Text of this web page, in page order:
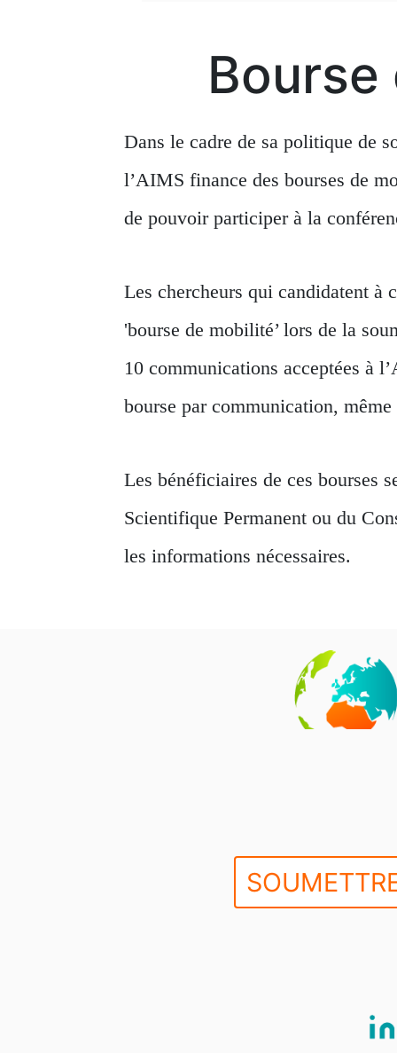
Dans le cadre de sa politique de
l’AIMS finance des bourses de
de pouvoir participer à la
Les chercheurs qui candidatent à
'bourse de mobilité’ lors de la
10 communications acceptées à
bourse par communication,
Les bénéficiaires de ces bourses
Scientifique Permanent ou du
les informations nécessaires.